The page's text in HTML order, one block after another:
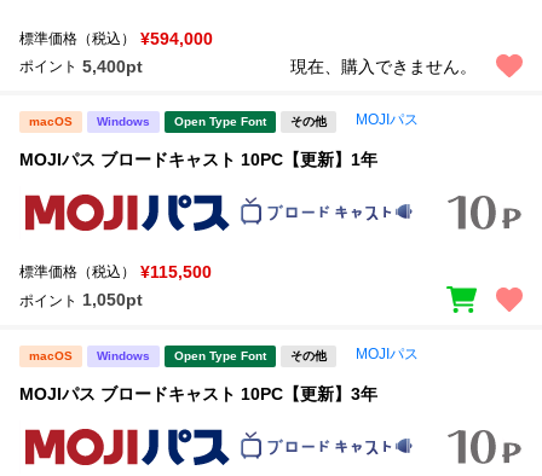
標準価格（税込） ¥594,000
ポイント 5,400pt 現在、購入できません。
macOS Windows Open Type Font その他 MOJIパス
MOJIパス ブロードキャスト 10PC【更新】1年
標準価格（税込） ¥115,500
ポイント 1,050pt
macOS Windows Open Type Font その他 MOJIパス
MOJIパス ブロードキャスト 10PC【更新】3年